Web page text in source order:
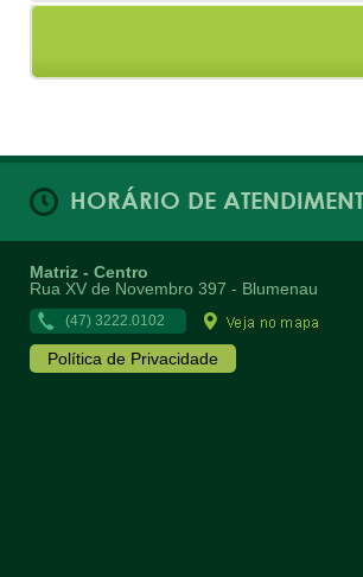
HORÁRIO DE
Matriz - Centro
Rua XV de Novembro 397 - Blumenau
(47) 3222.0102
Política de Privacidade